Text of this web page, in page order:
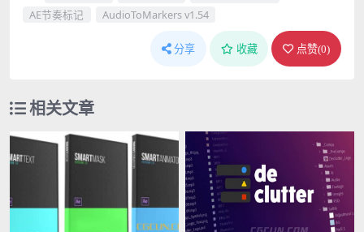
AE节奏标记
AudioToMarkers v1.54
分享 收藏 点赞(0)
相关文章